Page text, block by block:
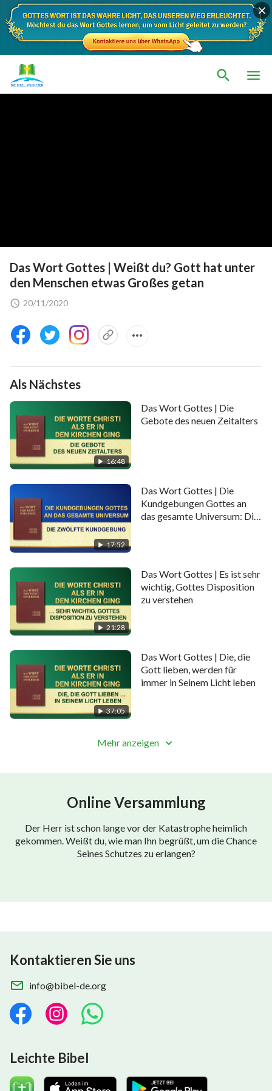
Das Wort Gottes | Weißt du? Gott hat unter
den Menschen etwas Großes getan
20/11/2020
Als Nächstes
16:48
Das Wort Gottes | Die
Gebote des neuen Zeitalters
17:52
Das Wort Gottes | Die
Kundgebungen Gottes an
das gesamte Universum: Die
21:28
Das Wort Gottes | Es ist sehr
wichtig, Gottes Disposition
zu verstehen
37:05
Das Wort Gottes | Die, die
Gott lieben, werden für
immer in Seinem Licht leben
Mehr anzeigen
Online Versammlung
Der Herr ist schon lange vor der Katastrophe heimlich
gekommen. Weißt du, wie man Ihn begrüßt, um die Chance
Seines Schutzes zu erlangen?
Kontaktieren Sie uns
info@bibel-de.org
Leichte Bibel